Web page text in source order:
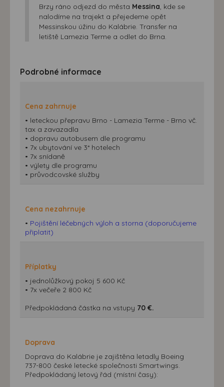
Brzy ráno odjezd do města Messina , kde se
nalodíme na trajekt a přejedeme opět
Messinskou úžinu do Kalábrie. Transfer na
letiště Lamezia Terme a odlet do Brna.
Podrobné informace
Cena zahrnuje
• leteckou přepravu Brno - Lamezia Terme - Brno vč.
tax a zavazadla
• dopravu autobusem dle programu
• 7x ubytování ve 3* hotelech
• 7x snídaně
• výlety dle programu
• průvodcovské služby
Cena nezahrnuje
• Pojištění léčebných výloh a storna (doporučujeme
připlatit)
Příplatky
• jednolůžkový pokoj 5 600 Kč
• 7x večeře 2 800 Kč
Předpokládaná částka na vstupy 70 €.
Doprava
Doprava do Kalábrie je zajištěna letadly Boeing
737-800 české letecké společnosti Smartwings.
Předpokládaný letový řád (místní časy):